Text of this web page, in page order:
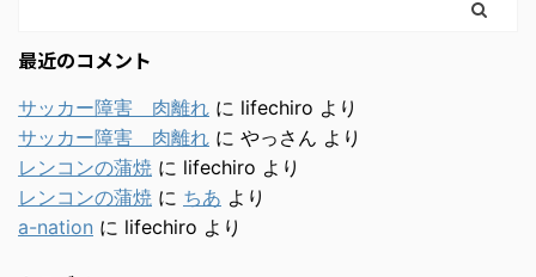
最近のコメント
サッカー障害 肉離れ に lifechiro より
サッカー障害 肉離れ に やっさん より
レンコンの蒲焼 に lifechiro より
レンコンの蒲焼 に ちあ より
a-nation に lifechiro より